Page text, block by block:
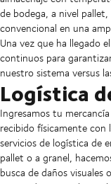
de bodega, a nivel
convencional en una
Una vez que ha llegado
continuos para
nuestro sistema versus
Logística
Ingresamos tu
recibido físicamente con
servicios de logística de
pallet o a granel,
busca de daños